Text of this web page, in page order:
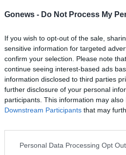
Gonews - Do Not Process My
If you wish to opt-out of the sale,
sensitive information for targeted
confirm your selection. Please note
continue seeing interest-based ads
information disclosed to third parties
further disclosure of your personal
participants. This information may
Downstream Participants that may
Personal Data Processing Opt